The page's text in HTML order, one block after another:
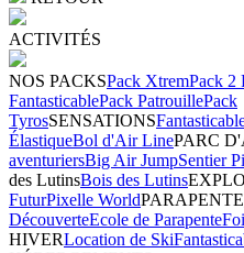
ACTIVITÉS
NOS PACKSPack XtremPack 2
FantasticablePack PatrouillePack
TyrosSENSATIONS
ÉlastiqueBol d'Air LinePARC
aventuriersBig Air JumpSentier
des LutinsBois des Lutins
FuturPixelle WorldPARAPENTE
DécouverteEcole de Parapente
HIVERLocation de Ski